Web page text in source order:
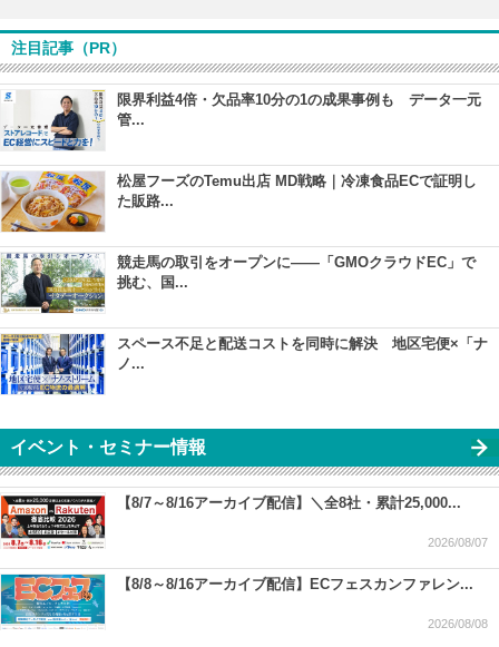
注目記事（PR）
限界利益4倍・欠品率10分の1の成果事例も データ一元
管...
松屋フーズのTemu出店 MD戦略｜冷凍食品ECで証明し
た販路...
競走馬の取引をオープンに――「GMOクラウドEC」で
挑む、国...
スペース不足と配送コストを同時に解決 地区宅便×「ナ
ノ...
イベント・セミナー情報
【8/7～8/16アーカイブ配信】＼全8社・累計25,000...
2026/08/07
【8/8～8/16アーカイブ配信】ECフェスカンファレン...
2026/08/08